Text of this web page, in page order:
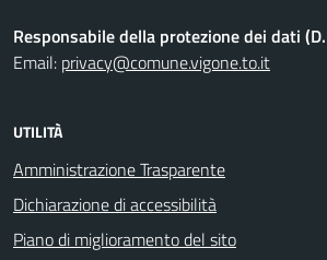
Responsabile della protezione dei dati
Email: privacy@comune.vigone.to.it
UTILITÀ
Amministrazione Trasparente
Dichiarazione di accessibilità
Piano di miglioramento del sito